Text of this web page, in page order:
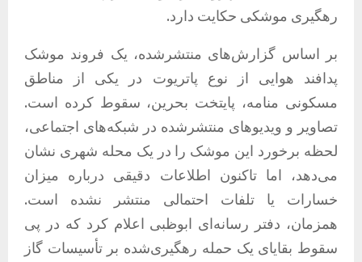
رهگیری موشکی حکایت دارد.
بر اساس گزارش‌های منتشرشده، یک فروند موشک
پدافند هوایی از نوع پاتریوت در یکی از مناطق
مسکونی منامه، پایتخت بحرین، سقوط کرده است.
تصاویر و ویدیوهای منتشرشده در شبکه‌های اجتماعی،
لحظه برخورد این موشک را در یک محله شهری نشان
می‌دهد، اما تاکنون اطلاعات دقیقی درباره میزان
خسارات یا تلفات احتمالی منتشر نشده است.
همزمان، دفتر رسانه‌ای ابوظبی اعلام کرد که در پی
سقوط بقایای یک حمله رهگیری‌شده بر تأسیسات گاز